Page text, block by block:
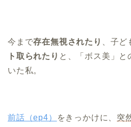
今まで存在無視されたり 、子ど
ト取られたり と、「ボス美」と
いた私。
前話（ep4） をきっかけに、 突